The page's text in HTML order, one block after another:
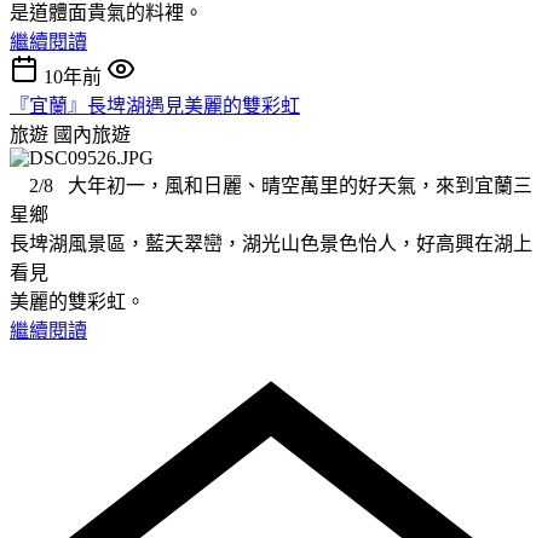
是道體面貴氣的料裡。
繼續閱讀
10年前
『宜蘭』長埤湖遇見美麗的雙彩虹
旅遊 國內旅遊
2/8 大年初一，風和日麗、晴空萬里的好天氣，來到宜蘭三
星鄉
長埤湖風景區，藍天翠巒，湖光山色景色怡人，好高興在湖上
看見
美麗的雙彩虹。
繼續閱讀